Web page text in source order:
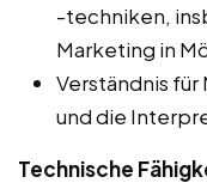
-techniken,
Marketing in
Verständnis
und die
Technische